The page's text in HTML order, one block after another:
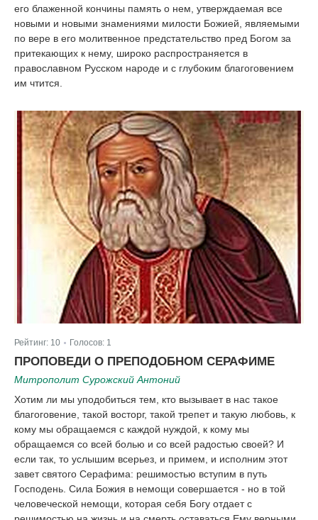
его блаженной кончины память о нем, утверждаемая все
новыми и новыми знамениями милости Божией, являемыми
по вере в его молитвенное предстательство пред Богом за
притекающих к нему, широко распространяется в
православном Русском народе и с глубоким благоговением
им чтится.
Рейтинг: 10 Голосов: 1
ПРОПОВЕДИ О ПРЕПОДОБНОМ СЕРАФИМЕ
Митрополит Сурожский Антоний
Хотим ли мы уподобиться тем, кто вызывает в нас такое
благоговение, такой восторг, такой трепет и такую любовь, к
кому мы обращаемся с каждой нуждой, к кому мы
обращаемся со всей болью и со всей радостью своей? И
если так, то услышим всерьез, и примем, и исполним этот
завет святого Серафима: решимостью вступим в путь
Господень. Сила Божия в немощи совершается - но в той
человеческой немощи, которая себя Богу отдает с